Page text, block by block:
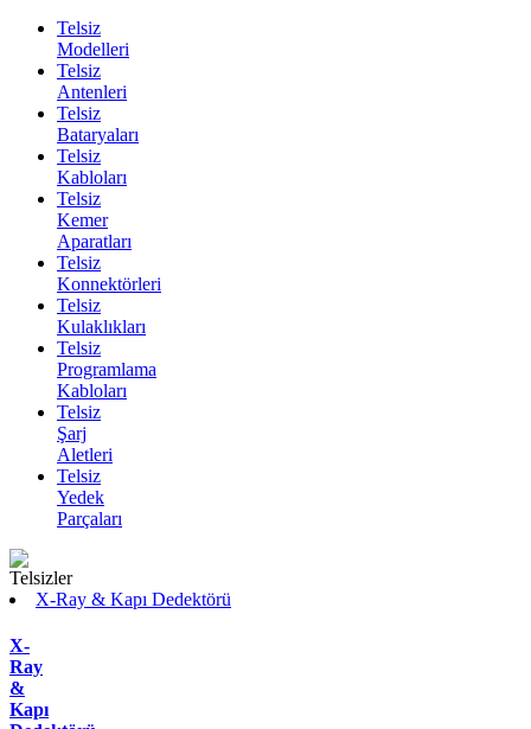
Telsiz
Modelleri
Telsiz
Antenleri
Telsiz
Bataryaları
Telsiz
Kabloları
Telsiz
Kemer
Aparatları
Telsiz
Konnektörleri
Telsiz
Kulaklıkları
Telsiz
Programlama
Kabloları
Telsiz
Şarj
Aletleri
Telsiz
Yedek
Parçaları
X-Ray & Kapı Dedektörü
X-
Ray
&
Kapı